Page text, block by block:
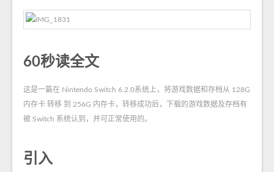
60秒读全文
这是一篇在 Nintendo Switch 6.2.0系统上，将游戏数据和存档从 128G
内存卡 转移 到 256G 内存卡，转移成功后，下载的游戏数据及存档有
被 Switch 系统认到，并可正常使用的。
引入